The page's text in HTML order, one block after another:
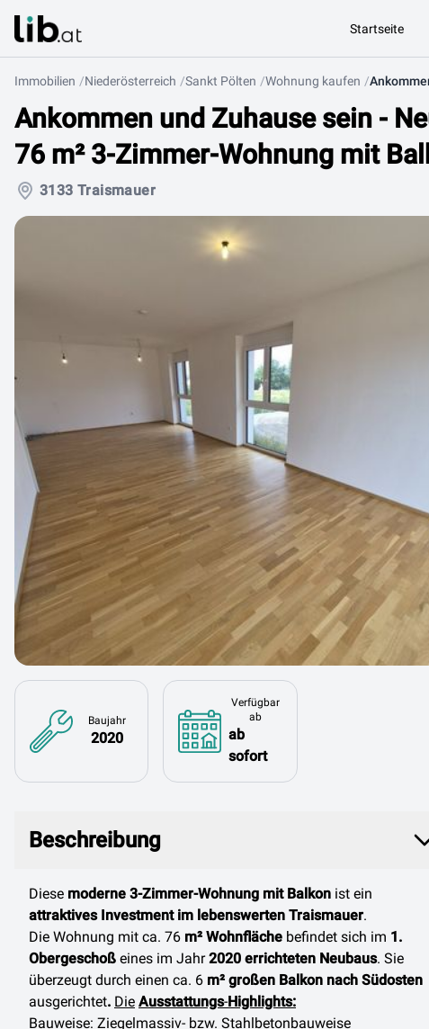
Startseite
Immobilien Niederösterreich Sankt Pölten Wohnung kaufen
Ankommen und Zuhause sein -
76 m² 3-Zimmer-Wohnung mit
3133 Traismauer
Baujahr
2020
Verfügbar
ab
ab
sofort
Beschreibung
Diese moderne 3-Zimmer-Wohnung mit Balkon ist ein
attraktives Investment im lebenswerten Traismauer.
Die Wohnung mit ca. 76 m² Wohnfläche befindet sich im 1.
Obergeschoß eines im Jahr2020 errichteten Neubaus. Sie
überzeugt durch einen ca. 6 m² großen Balkon nach Südosten
ausgerichtet. Die Ausstattungs-Highlights:
Bauweise: Ziegelmassiv- bzw. Stahlbetonbauweise